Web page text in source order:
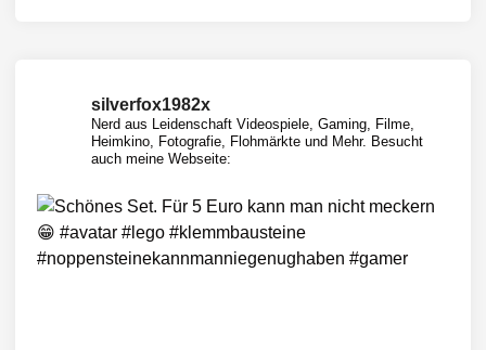
silverfox1982x
Nerd aus Leidenschaft Videospiele, Gaming, Filme,
Heimkino, Fotografie, Flohmärkte und Mehr. Besucht
auch meine Webseite: